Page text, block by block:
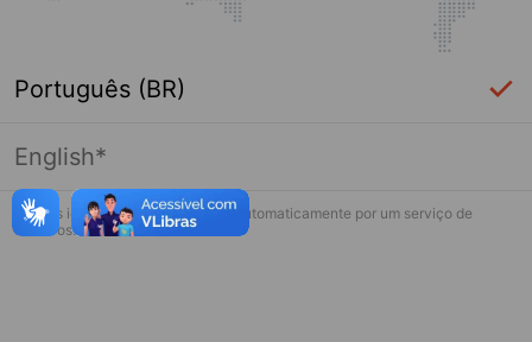
Página indisponível
Desculpe, algo deu errado. Faça login
Português (BR)
English*
* Esses idiomas serão traduzidos automaticamente por um serviço de
terceiros.